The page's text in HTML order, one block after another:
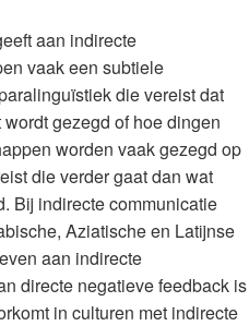
aan indirecte
vaak een subtiele
die vereist dat
gezegd of hoe dingen
worden vaak gezegd op
die verder gaat dan wat
Bij indirecte communicatie
Aziatische en Latijnse
aan indirecte
directe negatieve feedback is
in culturen met indirecte